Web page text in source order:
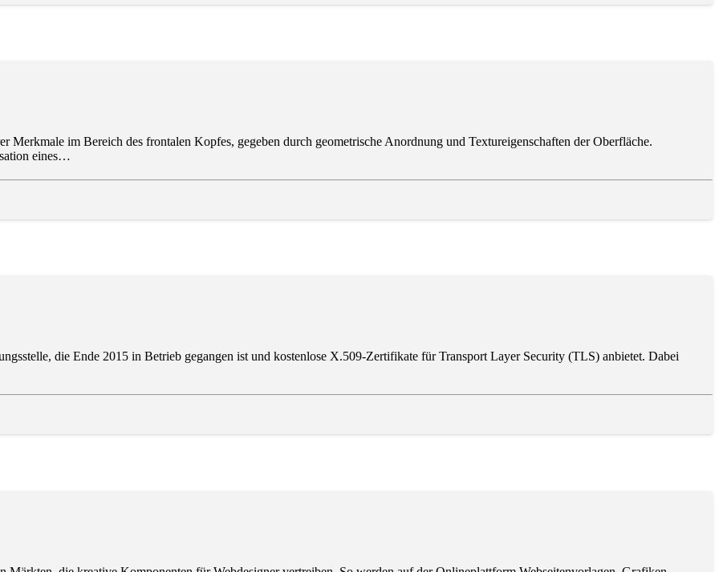
Merkmale im Bereich des frontalen Kopfes, gegeben durch geometrische Anordnung und Textureigenschaften der Oberfläche.
eines…
die Ende 2015 in Betrieb gegangen ist und kostenlose X.509-Zertifikate für Transport Layer Security (TLS) anbietet. Dabei